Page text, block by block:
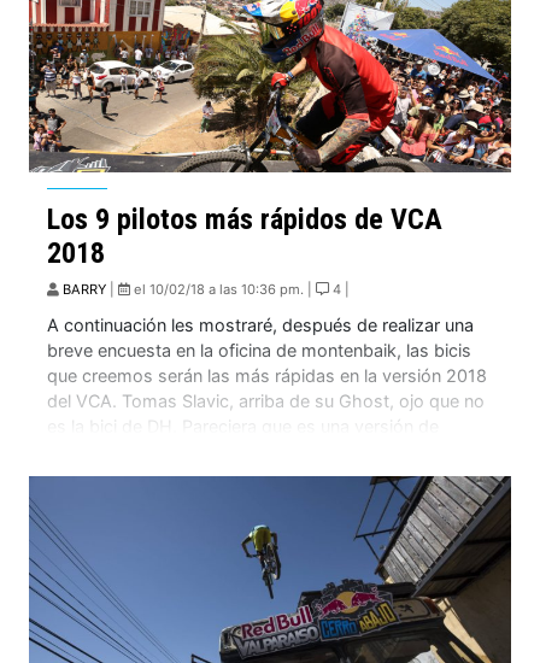
Los 9 pilotos más rápidos de VCA
2018
BARRY el 10/02/18 a las 10:36 pm. | 4 |
A continuación les mostraré, después de realizar una
breve encuesta en la oficina de montenbaik, las bicis
que creemos serán las más rápidas en la versión 2018
del VCA. Tomas Slavic, arriba de su Ghost, ojo que no
es la bici de DH. Pareciera que es una versión de